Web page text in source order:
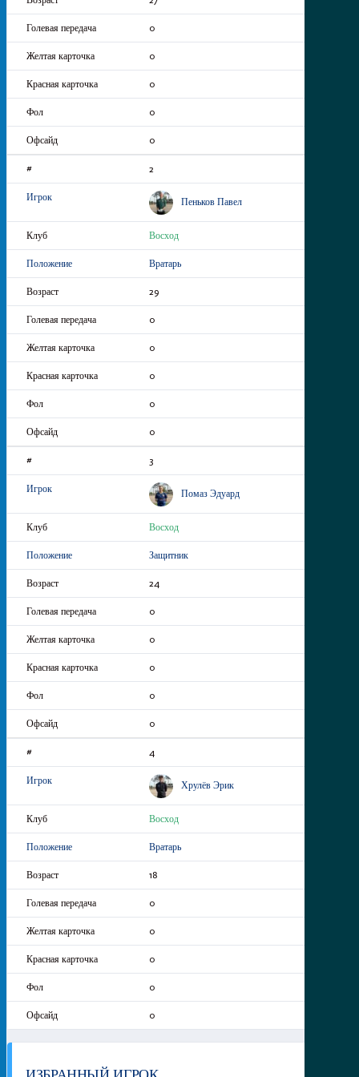
0
0
0
0
0
2
Пеньков Павел
Восход
Вратарь
29
0
0
0
0
0
3
Помаз Эдуард
Восход
Защитник
24
0
0
0
0
0
4
Хрулёв Эрик
Восход
Вратарь
18
0
0
0
0
0